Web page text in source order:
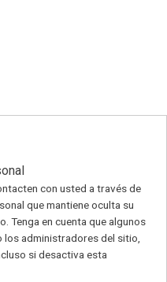
con usted a través de
que mantiene oculta su
Tenga en cuenta que algunos
administradores del sitio,
si desactiva esta